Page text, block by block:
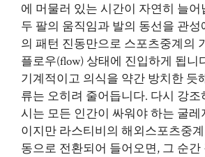
에 머물러 있는 시간이 자연히 늘어
두 팔의 움직임과 발의 동선을 관
의 패턴 진동만으로 스포츠중계의
플로우(flow) 상태에 진입하게 됩니
기계적이고 의식을 약간 방치한 듯
류는 오히려 줄어듭니다. 다시 강조
시는 모든 인간이 싸워야 하는 굴레
이지만 라스티비의 해외스포츠중
동으로 전환되어 들어오면, 그 순간